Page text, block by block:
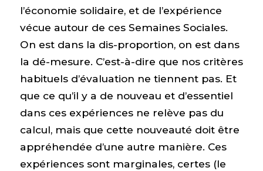
l’économie solidaire, et de l’expérience
vécue autour de ces Semaines Sociales.
On est dans la dis-proportion, on est dans
la dé-mesure. C’est-à-dire que nos critères
habituels d’évaluation ne tiennent pas. Et
que ce qu’il y a de nouveau et d’essentiel
dans ces expériences ne relève pas du
calcul, mais que cette nouveauté doit être
appréhendée d’une autre manière. Ces
expériences sont marginales, certes (le